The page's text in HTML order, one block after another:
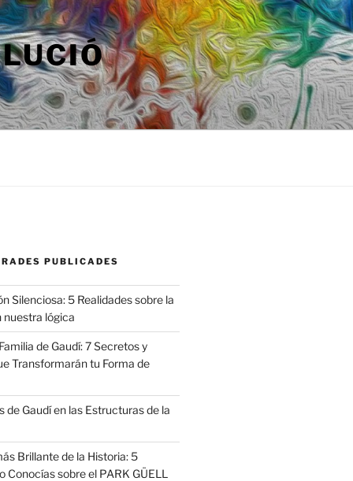
PUBLICADES
Silenciosa: 5 Realidades sobre la
nuestra lógica
de Gaudí: 7 Secretos y
Transformarán tu Forma de
de Gaudí en las Estructuras de la
Brillante de la Historia: 5
Conocías sobre el PARK GÜELL